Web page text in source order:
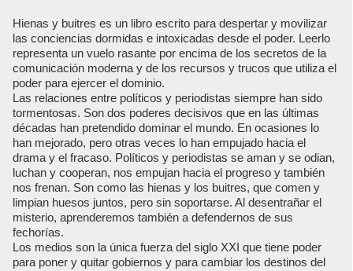
Hienas y buitres es un libro escrito para despertar y movilizar
las conciencias dormidas e intoxicadas desde el poder. Leerlo
representa un vuelo rasante por encima de los secretos de la
comunicación moderna y de los recursos y trucos que utiliza el
poder para ejercer el dominio.
Las relaciones entre políticos y periodistas siempre han sido
tormentosas. Son dos poderes decisivos que en las últimas
décadas han pretendido dominar el mundo. En ocasiones lo
han mejorado, pero otras veces lo han empujado hacia el
drama y el fracaso. Políticos y periodistas se aman y se odian,
luchan y cooperan, nos empujan hacia el progreso y también
nos frenan. Son como las hienas y los buitres, que comen y
limpian huesos juntos, pero sin soportarse. Al desentrañar el
misterio, aprenderemos también a defendernos de sus
fechorías.
Los medios son la única fuerza del siglo XXI que tiene poder
para poner y quitar gobiernos y para cambiar los destinos del